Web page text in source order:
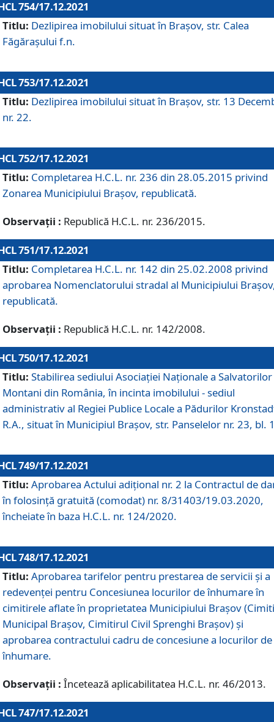
754/17.12.2021
Titlu: Dezlipirea imobilului situat în Brașov, str. Calea
Făgărașului f.n.
753/17.12.2021
Titlu: Dezlipirea imobilului situat în Brașov, str. 13
nr. 22.
752/17.12.2021
Titlu: Completarea H.C.L. nr. 236 din 28.05.2015 privind
Zonarea Municipiului Braşov, republicată.
Observații : Republică H.C.L. nr. 236/2015.
751/17.12.2021
Titlu: Completarea H.C.L. nr. 142 din 25.02.2008 privind
aprobarea Nomenclatorului stradal al Municipiului
republicată.
Observații : Republică H.C.L. nr. 142/2008.
750/17.12.2021
Titlu: Stabilirea sediului Asociației Naționale a Salvatorilor
Montani din România, în incinta imobilului - sediul
administrativ al Regiei Publice Locale a Pădurilor
R.A., situat în Municipiul Braşov, str. Panselelor nr. 23, bl.
749/17.12.2021
Titlu: Aprobarea Actului adițional nr. 2 la Contractul de
în folosință gratuită (comodat) nr. 8/31403/19.03.2020,
încheiate în baza H.C.L. nr. 124/2020.
748/17.12.2021
Titlu: Aprobarea tarifelor pentru prestarea de servicii şi a
redevenţei pentru Concesiunea locurilor de înhumare în
cimitirele aflate în proprietatea Municipiului Braşov
Municipal Braşov, Cimitirul Civil Sprenghi Braşov) şi
aprobarea contractului cadru de concesiune a locurilor de
înhumare.
Observații : Încetează aplicabilitatea H.C.L. nr. 46/2013.
747/17.12.2021